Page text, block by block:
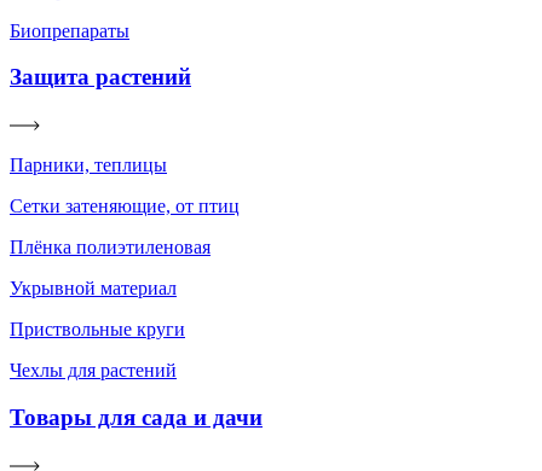
Биопрепараты
Защита растений
Парники, теплицы
Сетки затеняющие, от птиц
Плёнка полиэтиленовая
Укрывной материал
Приствольные круги
Чехлы для растений
Товары для сада и дачи